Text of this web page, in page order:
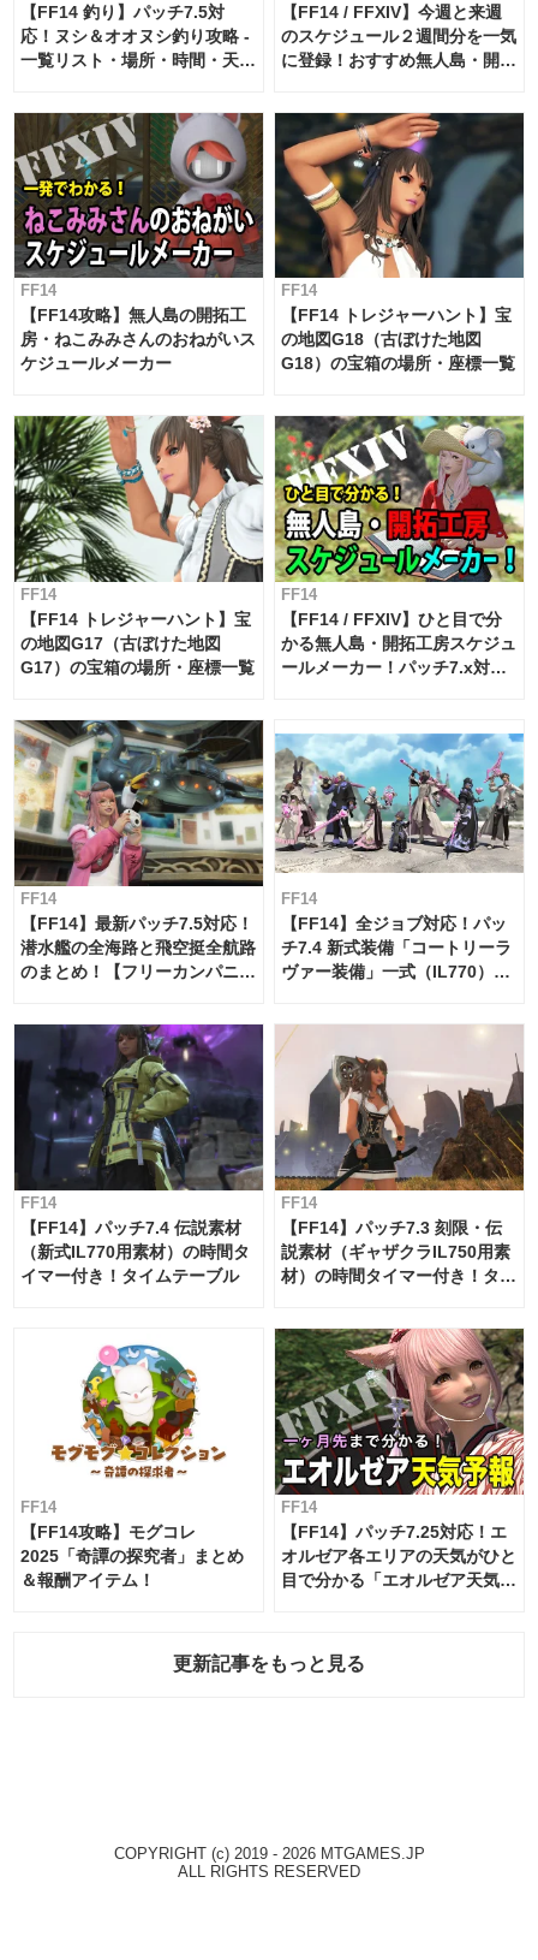
【FF14 釣り】パッチ7.5対
応！ヌシ＆オオヌシ釣り攻略 -
一覧リスト・場所・時間・天
【FF14 / FFXIV】今週と来週
のスケジュール２週間分を一気
に登録！おすすめ無人島・開拓
FF14
【FF14攻略】無人島の開拓工
房・ねこみみさんのおねがいス
ケジュールメーカー
FF14
【FF14 トレジャーハント】宝
の地図G18（古ぼけた地図
G18）の宝箱の場所・座標一覧
FF14
【FF14 トレジャーハント】宝
の地図G17（古ぼけた地図
G17）の宝箱の場所・座標一覧
FF14
【FF14 / FFXIV】ひと目で分
かる無人島・開拓工房スケジュ
ールメーカー！パッチ7.x対応
FF14
【FF14】最新パッチ7.5対応！
潜水艦の全海路と飛空挺全航路
のまとめ！【フリーカンパニ
FF14
【FF14】全ジョブ対応！パッ
チ7.4 新式装備「コートリーラ
ヴァー装備」一式（IL770）の
FF14
【FF14】パッチ7.4 伝説素材
（新式IL770用素材）の時間タ
イマー付き！タイムテーブル
FF14
【FF14】パッチ7.3 刻限・伝
説素材（ギャザクラIL750用素
材）の時間タイマー付き！タイ
FF14
【FF14攻略】モグコレ
2025「奇譚の探究者」まとめ
＆報酬アイテム！
FF14
【FF14】パッチ7.25対応！エ
オルゼア各エリアの天気がひと
目で分かる「エオルゼア天気予
更新記事をもっと見る
COPYRIGHT (c) 2019 - 2026 MTGAMES.JP
ALL RIGHTS RESERVED